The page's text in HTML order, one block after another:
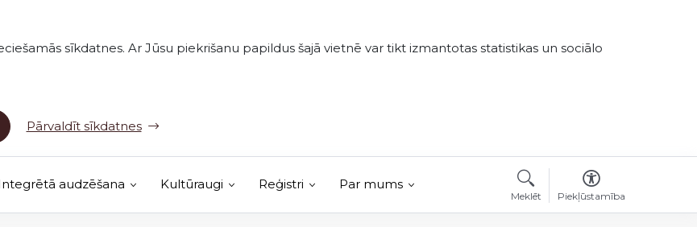
sīkdatnes. Ar Jūsu piekrišanu papildus šajā vietnē var tikt izmantotas statistikas un sociālo
Pārvaldīt sīkdatnes
audzēšana Kultūraugi Reģistri Par mums
Meklēt Piekļūstamība